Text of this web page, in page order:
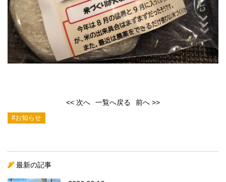
<< 次へ 一覧へ戻る 前へ >>
#お知らせ
最新の記事